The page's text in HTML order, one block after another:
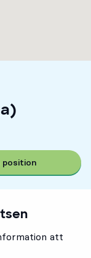
att